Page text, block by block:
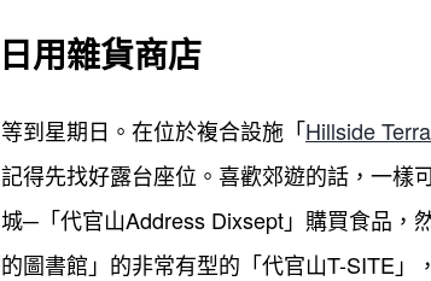
用雜貨商店
到星期日。在位於複合設施「Hillside
得先找好露台座位。喜歡郊遊的話，一樣
─「代官山Address Dixsept」購買食品，
圖書館」的非常有型的「代官山T-SITE